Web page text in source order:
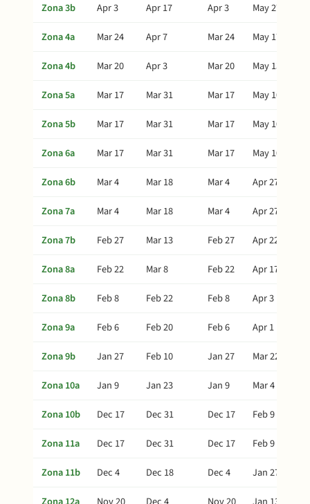
Zona 3b
Apr 3 Apr 17 Apr 3
May 27
Zona 4a
Mar 24 Apr 7 Mar 24
May 17
Zona 4b
Mar 20 Apr 3 Mar 20
May 13
Zona 5a
Mar 17 Mar 31 Mar 17
May 10
Zona 5b
Mar 17 Mar 31 Mar 17
May 10
Zona 6a
Mar 17 Mar 31 Mar 17
May 10
Zona 6b
Mar 4 Mar 18 Mar 4
Apr 27
Zona 7a
Mar 4 Mar 18 Mar 4
Apr 27
Zona 7b
Feb 27 Mar 13 Feb 27
Apr 22
Zona 8a
Feb 22 Mar 8 Feb 22
Apr 17
Zona 8b
Feb 8 Feb 22 Feb 8
Apr 3
Zona 9a
Feb 6 Feb 20 Feb 6
Apr 1
Zona 9b
Jan 27 Feb 10 Jan 27
Mar 22
Zona 10a
Jan 9 Jan 23 Jan 9
Mar 4
Zona 10b
Dec 17 Dec 31 Dec 17
Feb 9
Zona 11a
Dec 17 Dec 31 Dec 17
Feb 9
Zona 11b
Dec 4 Dec 18 Dec 4
Jan 27